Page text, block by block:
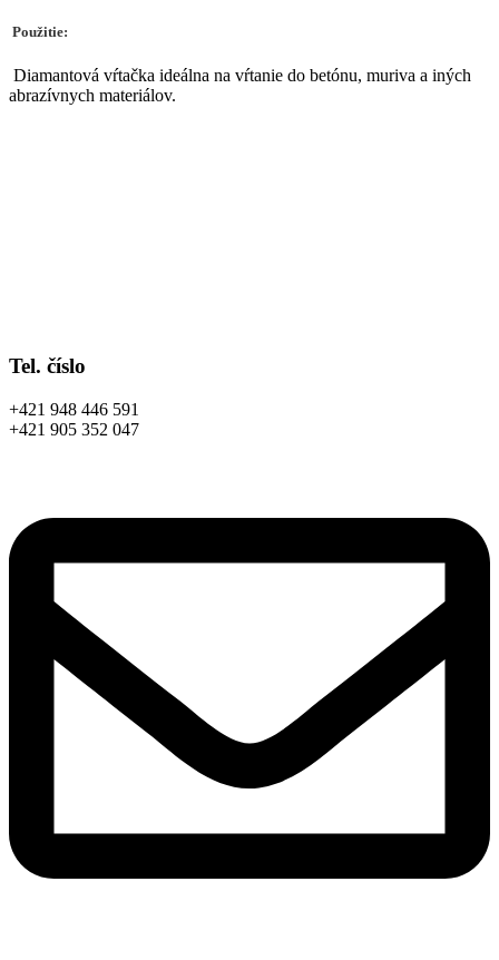
Použitie:
Diamantová vŕtačka ideálna na vŕtanie do betónu, muriva a iných
abrazívnych materiálov.
Tel. číslo
+421 948 446 591
+421 905 352 047